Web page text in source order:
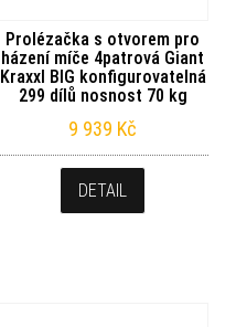
Prolézačka s otvorem pro
házení míče 4patrová Giant
Kraxxl BIG konfigurovatelná
299 dílů nosnost 70 kg
9 939 Kč
DETAIL